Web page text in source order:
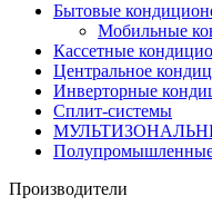
Бытовые
Мобильные
Кассетные
Центральное
Инверторные
Сплит-системы
Производители